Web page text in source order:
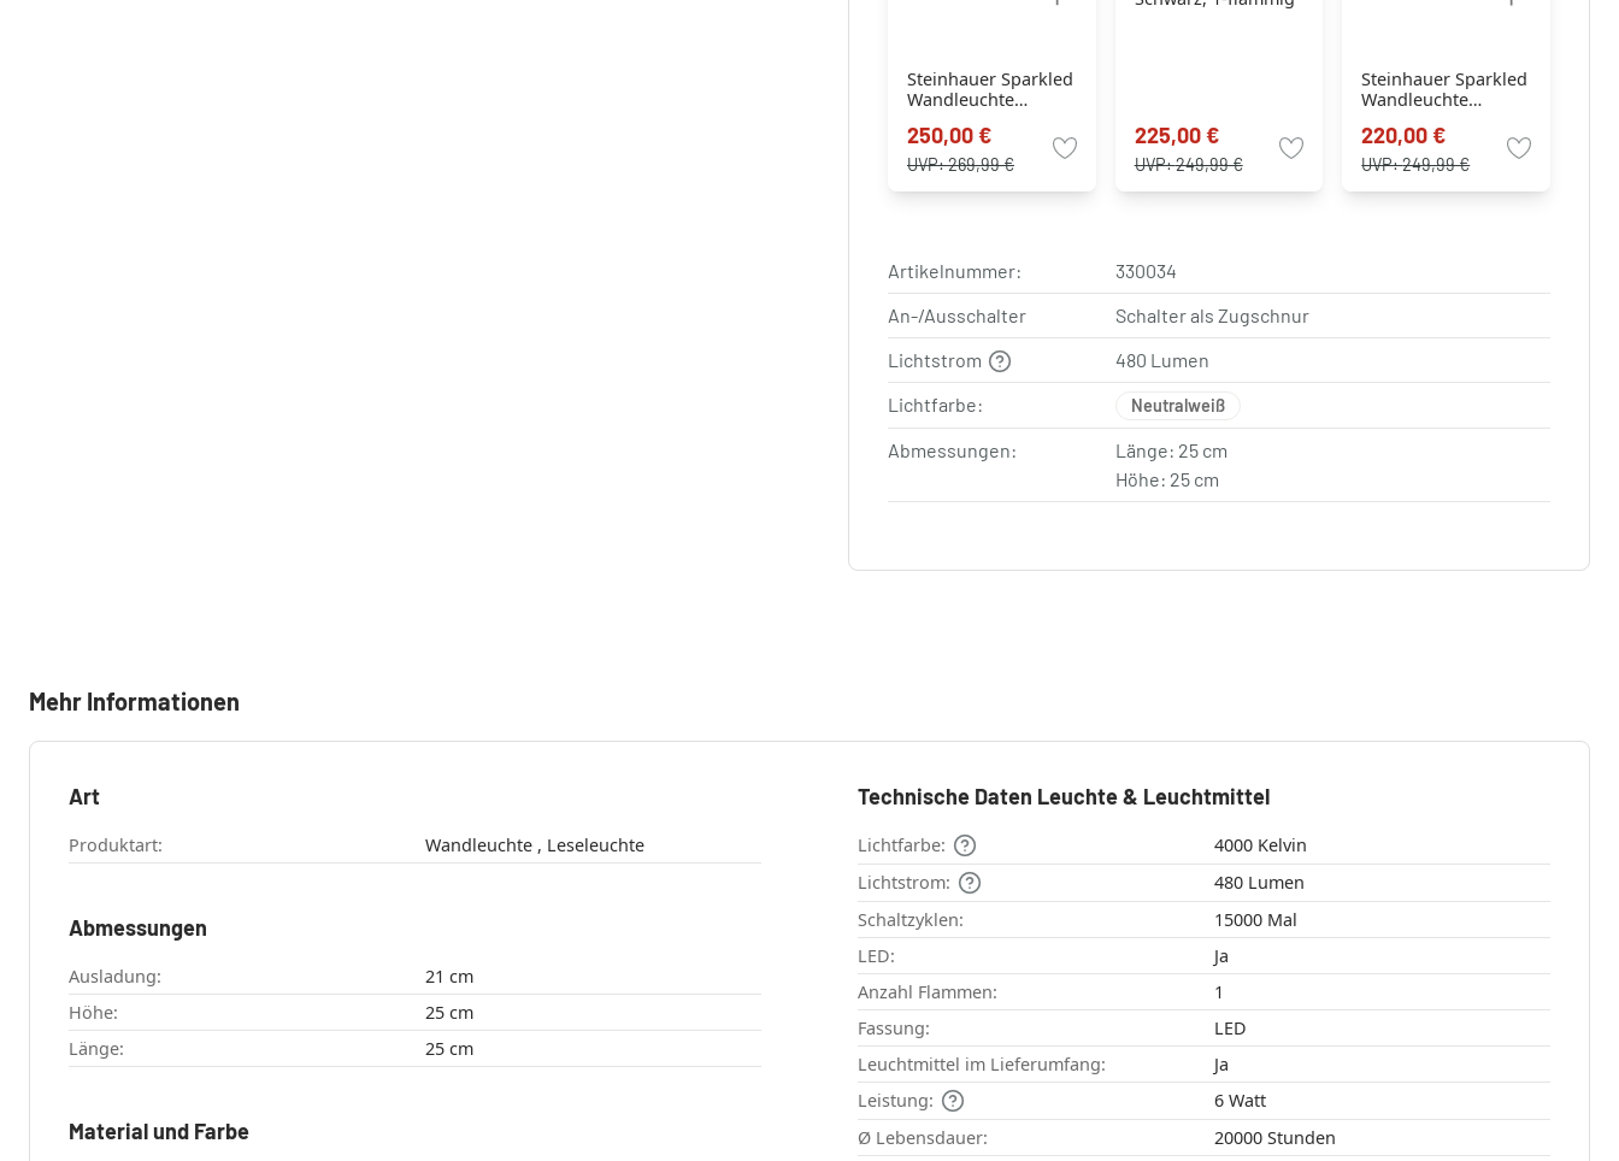
Steinhauer Sparkled
Wandleuchte
250,00 €
UVP:269,99 €
225,00 €
UVP:249,99 €
Steinhauer Sparkled
Wandleuchte
220,00 €
UVP:249,99 €
Artikelnummer:
330034
An-/Ausschalter
Schalter als Zugschnur
Lichtstrom
480 Lumen
Lichtfarbe:
Neutralweiß
Abmessungen:
Länge: 25 cm
Höhe: 25 cm
Mehr Informationen
Art
Produktart: Wandleuchte , Leseleuchte
Abmessungen
Ausladung:
21 cm
Höhe:
25 cm
Länge:
25 cm
Material und Farbe
Technische Daten Leuchte & Leuchtmittel
Lichtfarbe:
4000 Kelvin
Lichtstrom:
480 Lumen
Schaltzyklen:
15000 Mal
LED:
Ja
Anzahl Flammen:
1
Fassung:
LED
Leuchtmittel im Lieferumfang:
Ja
Leistung:
6 Watt
Ø Lebensdauer:
20000 Stunden